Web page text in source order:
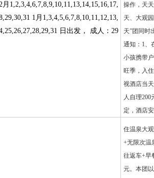
1,2,3,4,6,7,8,9,10,11,13,14,15,16,17,
1月1,3,4,5,6,7,8,10,11,12,13,
日出发， 成人：29
操作，天
天、大观
天”团同时
通知：1、
小孩携带
旺季，入
视酒店当
人自理200
定，酒店安
住温泉大
+无限次温
往返车+早
元。本团